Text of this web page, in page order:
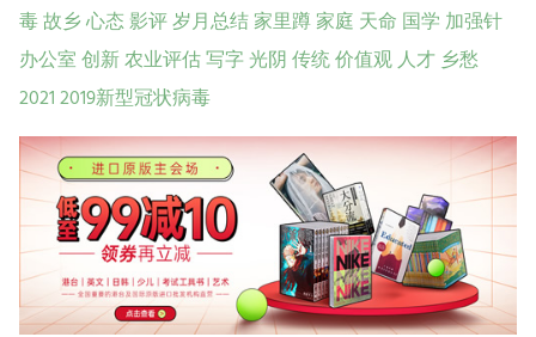
毒故乡心态影评岁月总结家里蹲家庭 天命 国学 加强针
办公室创新农业评估写字光阴传统价值观人才乡愁
20212019新型冠状病毒